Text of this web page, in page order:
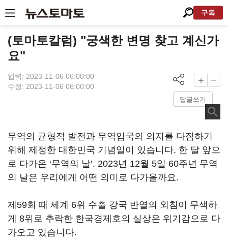
구독
(토마토칼럼) "궁색한 변명 찾고 계신가
요"
입력: 2023-11-06 06:00:00
수정: 2023-11-06 06:00:00
답글쓰기
무역의 균형적 발전과 무역입국의 의지를 다짐하기
위해 제정한 대한민국 기념일이 있습니다. 한 달 앞으
로 다가온 ‘무역의 날’. 2023년 12월 5일 60주년 무역
의 날은 우리에게 어떤 의미로 다가올까요.
제59회 때 세계 6위 수출 강국 반열의 외침이 무색하
게 8위로 추락한 한국경제호의 실상은 위기감으로 다
가오고 있습니다.